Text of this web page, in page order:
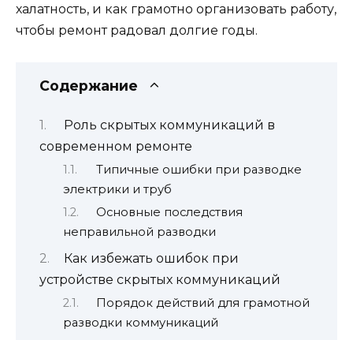
халатность, и как грамотно организовать работу,
чтобы ремонт радовал долгие годы.
Содержание
Роль скрытых коммуникаций в
современном ремонте
Типичные ошибки при разводке
электрики и труб
Основные последствия
неправильной разводки
Как избежать ошибок при
устройстве скрытых коммуникаций
Порядок действий для грамотной
разводки коммуникаций